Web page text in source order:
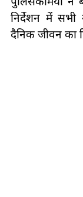
निर्देशन में सभी
दैनिक जीवन का